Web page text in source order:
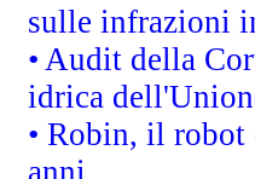
sulle infrazioni
• Audit della
idrica
• Robin, il robot
anni